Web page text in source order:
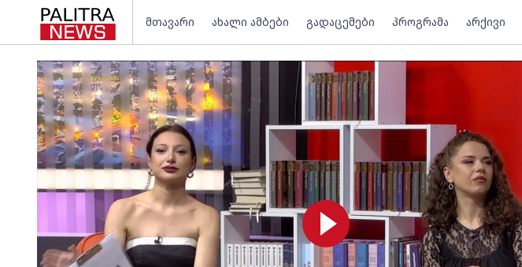
მთავარი ახალი ამბები გადაცემები პროგრამა არქივი